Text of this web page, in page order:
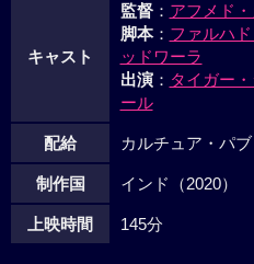
キャスト
監督： アフメド
脚本： ファルハ
ッドワーラ
出演： タイガー
ール
配給 カルチュア・パ
制作国 インド（2020）
上映時間 145分